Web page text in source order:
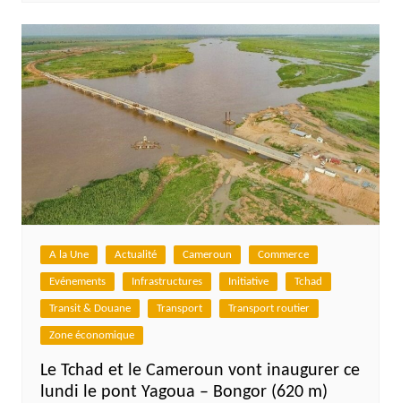
A la Une Actualité Cameroun Commerce
Evénements Infrastructures Initiative Tchad
Transit & Douane Transport Transport routier
Zone économique
Le Tchad et le Cameroun vont inaugurer ce
lundi le pont Yagoua – Bongor (620 m)